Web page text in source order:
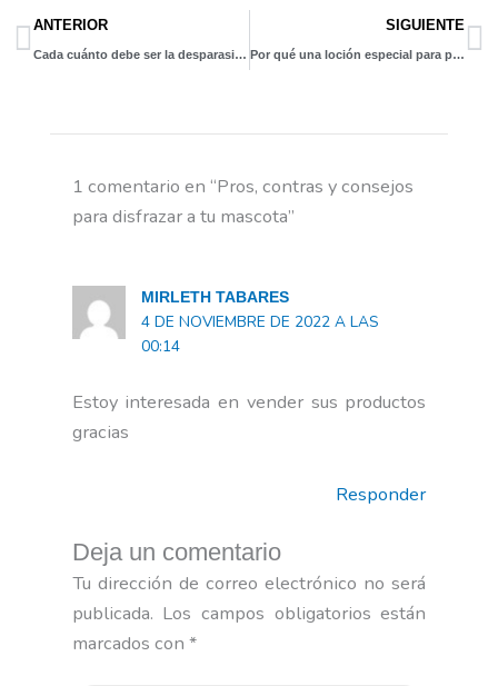
Prev
ANTERIOR
Cada cuánto debe ser la desparasitación en perros
SIGUIENTE
Por qué una loción especial para perro macho y otra para hembra
1 comentario en “Pros, contras y consejos
para disfrazar a tu mascota”
MIRLETH TABARES
4 DE NOVIEMBRE DE 2022 A LAS
00:14
Estoy interesada en vender sus productos
gracias
Responder
Deja un comentario
Tu dirección de correo electrónico no será
publicada. Los campos obligatorios están
marcados con *